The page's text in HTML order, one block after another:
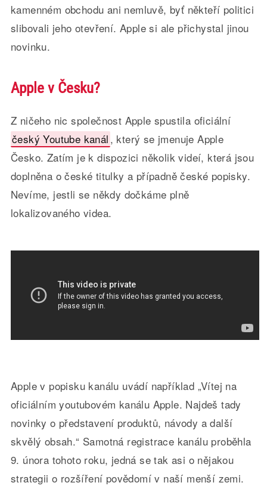
kamenném obchodu ani nemluvě, byť někteří politici
slibovali jeho otevření. Apple si ale přichystal jinou
novinku.
Apple v Česku?
Z ničeho nic společnost Apple spustila oficiální
český Youtube kanál , který se jmenuje Apple
Česko. Zatím je k dispozici několik videí, která jsou
doplněna o české titulky a případně české popisky.
Nevíme, jestli se někdy dočkáme plně
lokalizovaného videa.
Apple v popisku kanálu uvádí například „Vítej na
oficiálním youtubovém kanálu Apple. Najdeš tady
novinky o představení produktů, návody a další
skvělý obsah.“ Samotná registrace kanálu proběhla
9. února tohoto roku, jedná se tak asi o nějakou
strategii o rozšíření povědomí v naší menší zemi.